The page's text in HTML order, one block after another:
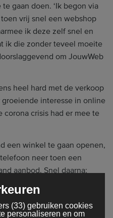
gaan doen. ‘Ik begon via
vrij snel een webshop
ik deze zelf snel en
ik die zonder teveel moeite
om JouwWeb
heel hard met de verkoop
interesse in online
corona crisis had er mee te
een winkel te gaan openen,
neer toen een
aanbod. Snel daarna;
voor mij?’ Ze belde hem
(33) gebruiken cookies
personaliseren en om